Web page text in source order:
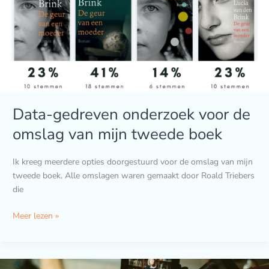
Data-gedreven onderzoek voor de
omslag van mijn tweede boek
Ik kreeg meerdere opties doorgestuurd voor de omslag van mijn
tweede boek. Alle omslagen waren gemaakt door Roald Triebers
die
omslag
van
mijn
tweede
boek
Meer lezen »
Hoe